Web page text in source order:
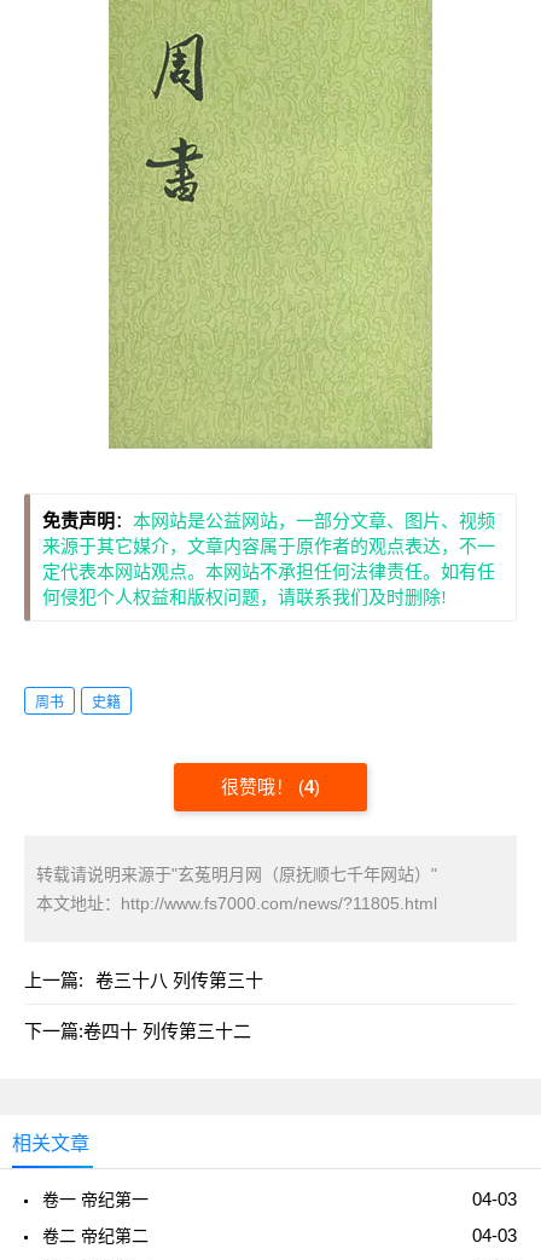
免责声明 ： 本网站是公益网站，一部分文章、图片、视频
来源于其它媒介，文章内容属于原作者的观点表达，不一
定代表本网站观点。本网站不承担任何法律责任。如有任
何侵犯个人权益和版权问题，请联系我们及时删除!
周书 史籍
很赞哦！ (4)
转载请说明来源于"玄菟明月网（原抚顺七千年网站）"
本文地址： http://www.fs7000.com/news/?11805.html
上一篇: 卷三十八 列传第三十
下一篇:卷四十 列传第三十二
相关文章
04-03
卷一 帝纪第一
04-03
卷二 帝纪第二